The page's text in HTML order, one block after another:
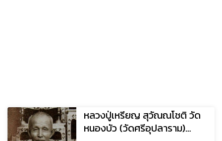
หลวงปู่เหรียญ สุวัณณโชติ วัด
หนองบัว (วัดศรีอุปลาราม)